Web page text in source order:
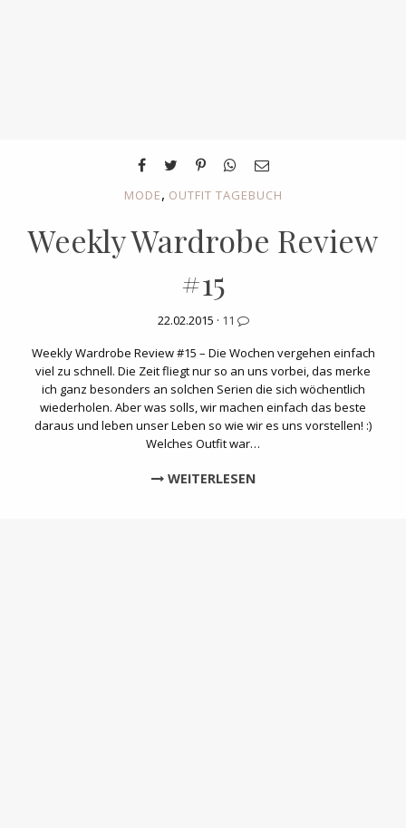
MODE, OUTFIT TAGEBUCH
Weekly Wardrobe Review
#15
22.02.2015 · 11
Weekly Wardrobe Review #15 – Die Wochen vergehen einfach
viel zu schnell. Die Zeit fliegt nur so an uns vorbei, das merke
ich ganz besonders an solchen Serien die sich wöchentlich
wiederholen. Aber was solls, wir machen einfach das beste
daraus und leben unser Leben so wie wir es uns vorstellen! :)
Welches Outfit war…
WEITERLESEN